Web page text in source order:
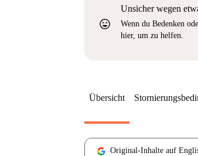
sentiment_very_satisfied
Unsicher wegen
Wenn du Bedenken
hier, um zu helfen.
Übersicht
Original-Inhalte auf